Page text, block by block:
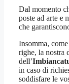
Dal momento
poste ad arte e
che
Insomma,
righe, la nostra
dell’
in caso di
soddisfare le